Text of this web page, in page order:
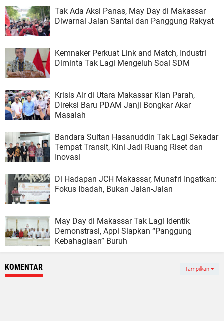
Tak Ada Aksi Panas, May Day di Makassar
Diwarnai Jalan Santai dan Panggung Rakyat
Kemnaker Perkuat Link and Match, Industri
Diminta Tak Lagi Mengeluh Soal SDM
Krisis Air di Utara Makassar Kian Parah,
Direksi Baru PDAM Janji Bongkar Akar
Masalah
Bandara Sultan Hasanuddin Tak Lagi Sekadar
Tempat Transit, Kini Jadi Ruang Riset dan
Inovasi
Di Hadapan JCH Makassar, Munafri Ingatkan:
Fokus Ibadah, Bukan Jalan-Jalan
May Day di Makassar Tak Lagi Identik
Demonstrasi, Appi Siapkan “Panggung
Kebahagiaan” Buruh
KOMENTAR Tampilkan